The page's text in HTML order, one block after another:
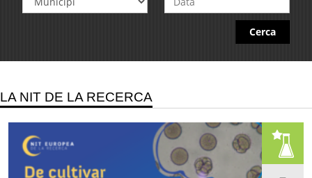
Cerca
LA NIT DE LA RECERCA